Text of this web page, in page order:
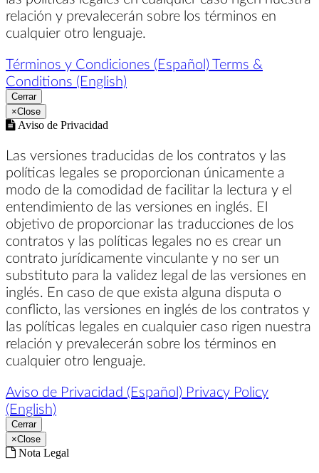
relación y prevalecerán sobre los términos en
cualquier otro lenguaje.
Términos y Condiciones (Español) Terms &
Conditions (English)
Cerrar
×Close
Aviso de Privacidad
Las versiones traducidas de los contratos y las
políticas legales se proporcionan únicamente a
modo de la comodidad de facilitar la lectura y el
entendimiento de las versiones en inglés. El
objetivo de proporcionar las traducciones de los
contratos y las políticas legales no es crear un
contrato jurídicamente vinculante y no ser un
substituto para la validez legal de las versiones en
inglés. En caso de que exista alguna disputa o
conflicto, las versiones en inglés de los contratos y
las políticas legales en cualquier caso rigen nuestra
relación y prevalecerán sobre los términos en
cualquier otro lenguaje.
Aviso de Privacidad (Español) Privacy Policy
(English)
Cerrar
×Close
Nota Legal